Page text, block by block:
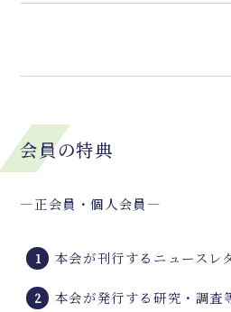
会員の特典
―正会員・個人会員―
本会が刊行するニュースレ
本会が発行する研究・調査